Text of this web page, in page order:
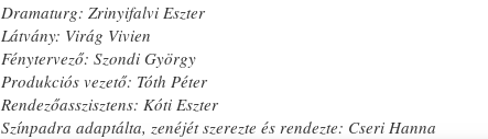
Dramaturg: Zrinyifalvi Eszter
Látvány: Virág Vivien
Fénytervező: Szondi György
Produkciós vezető: Tóth Péter
Rendezőasszisztens: Kóti Eszter
Színpadra adaptálta, zenéjét szerezte és rendezte: Cseri Hanna